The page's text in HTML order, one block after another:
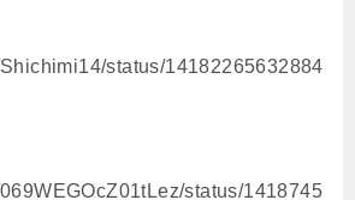
status/14182265632884
status/1418745